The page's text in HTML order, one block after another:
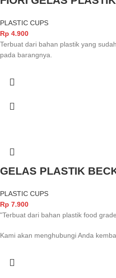
PLASTIC CUPS
Rp 4.900
Terbuat dari bahan plastik yang
pada barangnya.
GELAS PLASTIK
PLASTIC CUPS
Rp 7.900
"Terbuat dari bahan plastik food
Kami akan menghubungi Anda